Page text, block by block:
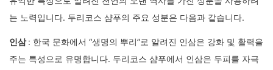
는 노력입니다. 두리코스 샴푸의 주요 성분은 다음과 같습니다.
인삼: 한국 문화에서 “생명의 뿌리”로 알려진 인삼은 강화 및 활력을
주는 특성으로 유명합니다. 두리코스 샴푸에서 인삼은 두피를 자극